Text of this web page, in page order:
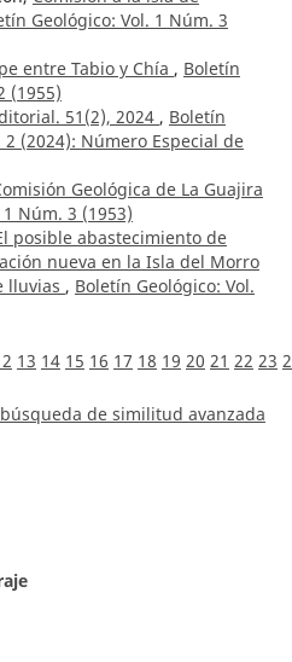
Geológico: Vol. 1 Núm. 3
entre Tabio y Chía , Boletín
(1955)
51(2), 2024 , Boletín
(2024): Número Especial de
Geológica de La Guajira
Núm. 3 (1953)
posible abastecimiento de
nueva en la Isla del Morro
lluvias , Boletín Geológico: Vol.
13 14 15 16 17 18 19 20 21 22 23
de similitud avanzada